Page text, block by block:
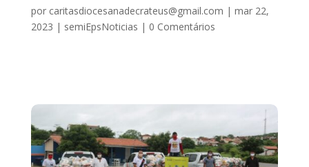
por caritasdiocesanadecrateus@gmail.com | mar 22,
2023 | semiEpsNoticias | 0 Comentários